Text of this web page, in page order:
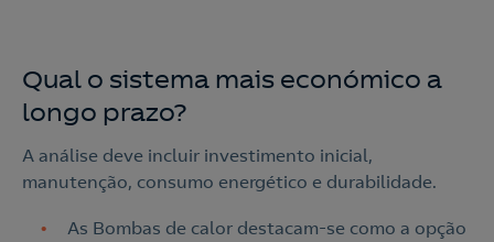
Qual o sistema mais económico a
longo prazo?
A análise deve incluir investimento inicial,
manutenção, consumo energético e durabilidade.
As Bombas de calor destacam-se como a opção